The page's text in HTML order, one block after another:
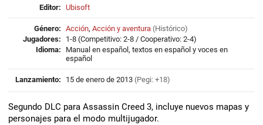
Editor: Ubisoft
Género: Acción, Acción y aventura (Histórico)
Jugadores:
1-8 (Competitivo: 2-8 / Cooperativo: 2-4)
Idioma:
Manual en español, textos en español y voces en
español
Lanzamiento: 15 de enero de 2013 (Pegi: +18)
Segundo DLC para Assassin Creed 3, incluye nuevos mapas y
personajes para el modo multijugador.